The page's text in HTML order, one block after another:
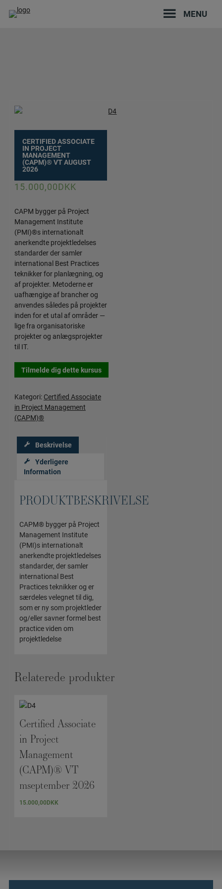
MENU
CERTIFIED ASSOCIATE
IN PROJECT
MANAGEMENT
(CAPM)® VT AUGUST
2026
15.000,00DKK
CAPM bygger på Project
Management Institute
(PMI)®s internationalt
anerkendte projektledelses
standarder der samler
international Best Practices
teknikker for planlægning, og
af projekter. Metoderne er
uafhængige af brancher og
anvendes således på projekter
inden for et utal af områder —
lige fra organisatoriske
projekter og anlægsprojekter
til IT.
Tilmelde dig dette kursus
Kategori: Certified Associate
in Project Management
(CAPM)®
Beskrivelse
Yderligere
Information
PRODUKTBESKRIVELSE
CAPM® bygger på Project
Management Institute
(PMI)s internationalt
anerkendte projektledelses
standarder, der samler
international Best
Practices teknikker og er
særdeles velegnet til dig,
som er ny som projektleder
og/eller savner formel best
practice viden om
projektledelse
Relaterede produkter
Certified Associate
in Project
Management
(CAPM)® VT
mseptember 2026
15.000,00DKK